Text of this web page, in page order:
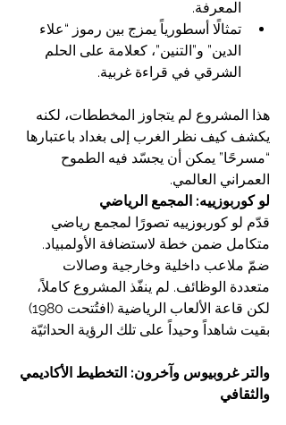
المعرفة.
تمثالًا أسطورياً يمزج بين رموز “علاء
الدين” و”التنين”، كعلامة على الحلم
الشرقي في قراءة غربية.
هذا المشروع لم يتجاوز المخططات، لكنه
يكشف كيف نظر الغرب إلى بغداد باعتبارها
“مسرحًا” يمكن أن يجسّد فيه الطموح
العمراني العالمي.
لو كوربوزييه: المجمع الرياضي
قدّم لو كوربوزييه تصورًا لمجمع رياضي
متكامل ضمن خطة لاستضافة الأولمبياد.
ضمّ ملاعب داخلية وخارجية وصالات
متعددة الوظائف. لم ينفّذ المشروع كاملاً،
لكن قاعة الألعاب الرياضية (افتُتحت 1980)
بقيت شاهداً وحيداً على تلك الرؤية الحداثيّة
والتر غروبيوس وآخرون: التخطيط الأكاديمي
والثقافي